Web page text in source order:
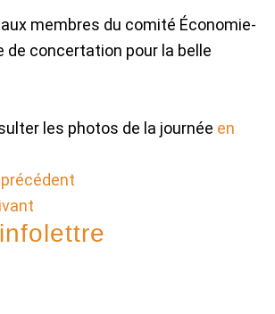
membres du comité Économie-
de concertation pour la belle
les photos de la journée en